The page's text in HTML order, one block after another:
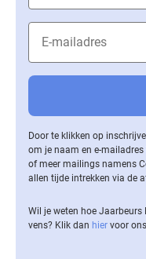
Door te klikken op
om je naam en e-mailadres
of meer mailings namens
allen tijde intrekken via de
Wil je weten hoe
vens? Klik dan hier voor